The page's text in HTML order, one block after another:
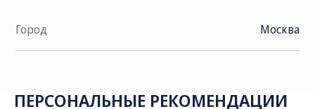
Город Москва